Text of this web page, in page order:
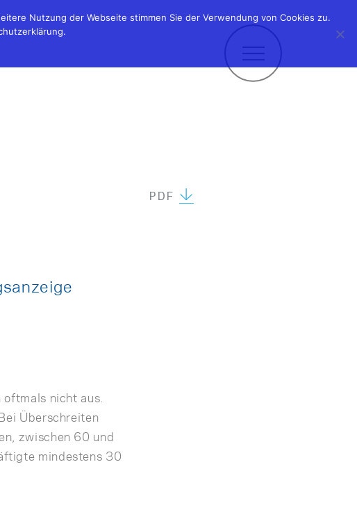
PDF
nicht aus.
Überschreiten
zwischen 60 und
mindestens 30
Nutzung der Webseite stimmen Sie der Verwendung von Cookies zu.